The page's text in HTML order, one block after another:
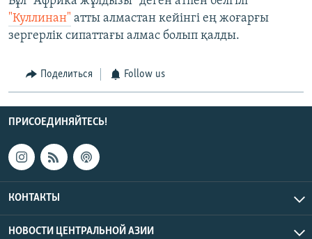
"Куллинан" атты алмастан кейінгі ең жоғарғы
зергерлік сипаттағы алмас болып қалды.
Поделиться Follow us
ПРИСОЕДИНЯЙТЕСЬ!
КОНТАКТЫ
НОВОСТИ ЦЕНТРАЛЬНОЙ АЗИИ